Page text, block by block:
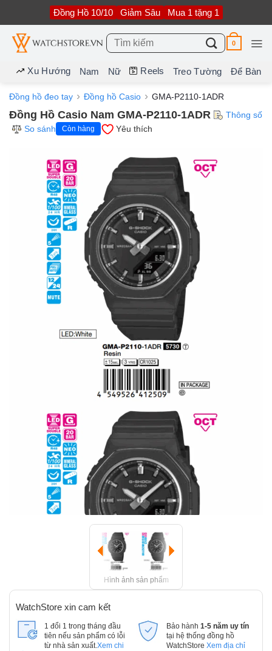
nội
dung
Đồng Hồ 10/10 Giảm Sâu Mua 1 tặng 1
Tìm
kiếm:
0
Xu Hướng Nam Nữ Reels Treo Tường Để Bàn
Đồng hồ đeo tay Đồng hồ Casio GMA-P2110-1ADR
Đồng Hồ Casio Nam GMA-P2110-1ADR
Thông số
So sánh
Còn hàng Yêu thích
Hình ảnh sản phẩm
WatchStore xin cam kết
1 đổi 1 trong tháng đầu
tiên nếu sản phẩm có lỗi
từ nhà sản xuất. Xem chi
Bảo hành 1-5 năm uy tín
tại hệ thống đồng hồ
WatchStore Xem địa chỉ